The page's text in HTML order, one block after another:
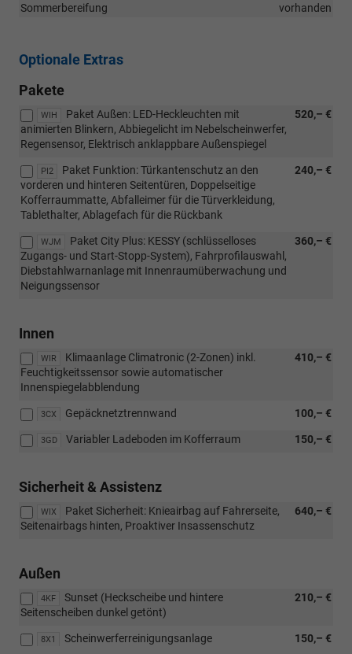
Sommerbereifung
vorhanden
Optionale Extras
Pakete
WIH 520,– €
Paket Außen: LED-Heckleuchten mit
animierten Blinkern, Abbiegelicht im Nebelscheinwerfer,
Regensensor, Elektrisch anklappbare Außenspiegel
PI2 240,– €
Paket Funktion: Türkantenschutz an den
vorderen und hinteren Seitentüren, Doppelseitige
Kofferraummatte, Abfalleimer für die Türverkleidung,
Tablethalter, Ablagefach für die Rückbank
WJM 360,– €
Paket City Plus: KESSY (schlüsselloses
Zugangs- und Start-Stopp-System), Fahrprofilauswahl,
Diebstahlwarnanlage mit Innenraumüberwachung und
Neigungssensor
Innen
WIR 410,– €
Klimaanlage Climatronic (2-Zonen) inkl.
Feuchtigkeitssensor sowie automatischer
Innenspiegelabblendung
3CX 100,– €
Gepäcknetztrennwand
3GD 150,– €
Variabler Ladeboden im Kofferraum
Sicherheit & Assistenz
WIX 640,– €
Paket Sicherheit: Knieairbag auf Fahrerseite,
Seitenairbags hinten, Proaktiver Insassenschutz
Außen
4KF 210,– €
Sunset (Heckscheibe und hintere
Seitenscheiben dunkel getönt)
8X1 150,– €
Scheinwerferreinigungsanlage